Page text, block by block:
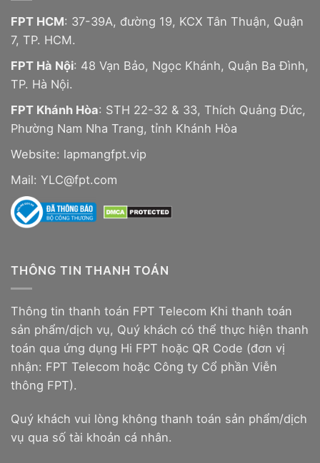
FPT HCM: 37-39A, đường 19, KCX Tân Thuận, Quận
7, TP. HCM.
FPT Hà Nội: 48 Vạn Bảo, Ngọc Khánh, Quận Ba Đình,
TP. Hà Nội.
FPT Khánh Hòa: STH 22-32 & 33, Thích Quảng Đức,
Phường Nam Nha Trang, tỉnh Khánh Hòa
Website: lapmangfpt.vip
Mail: YLC@fpt.com
THÔNG TIN THANH TOÁN
Thông tin thanh toán FPT Telecom Khi thanh toán
sản phẩm/dịch vụ, Quý khách có thể thực hiện thanh
toán qua ứng dụng Hi FPT hoặc QR Code (đơn vị
nhận: FPT Telecom hoặc Công ty Cổ phần Viễn
thông FPT).
Quý khách vui lòng không thanh toán sản phẩm/dịch
vụ qua số tài khoản cá nhân.